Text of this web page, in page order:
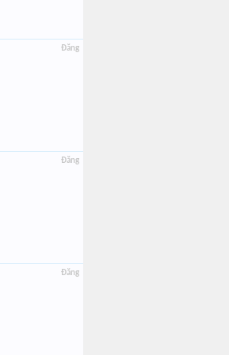
Đăng
Đăng
Đăng